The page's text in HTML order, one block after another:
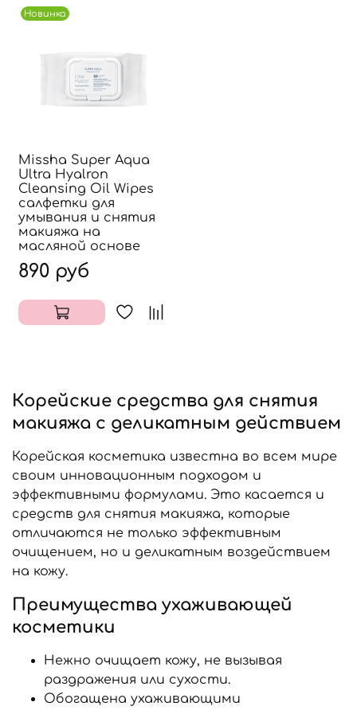
Новинка
Missha Super Aqua
Ultra Hyalron
Cleansing Oil Wipes
салфетки для
умывания и снятия
макияжа на
масляной основе
890 руб
Корейские средства для снятия
макияжа с деликатным действием
Корейская косметика известна во всем мире
своим инновационным подходом и
эффективными формулами. Это касается и
средств для снятия макияжа, которые
отличаются не только эффективным
очищением, но и деликатным воздействием
на кожу.
Преимущества ухаживающей
косметики
Нежно очищает кожу, не вызывая
раздражения или сухости.
Обогащена ухаживающими